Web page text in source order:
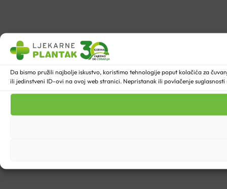
Da bismo pružili najbolje iskustvo, koristimo tehnologije poput kolačića za
ili jedinstveni ID-ovi na ovoj web stranici. Nepristanak ili povlačenje